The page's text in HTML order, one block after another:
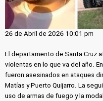
26 de Abril de 2026 10:01 pm
El departamento de Santa Cruz
violentas en lo que va del año.
fueron asesinados en ataques
Matías y Puerto Quijarro. La
uso de armas de fuego y la